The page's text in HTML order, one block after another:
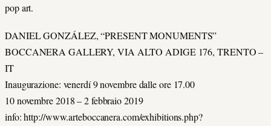
pop art.
DANIEL GONZÁLEZ, “PRESENT MONUMENTS”
BOCCANERA GALLERY, VIA ALTO ADIGE 176, TRENTO –
IT
Inaugurazione: venerdí 9 novembre dalle ore 17.00
10 novembre 2018 – 2 febbraio 2019
info: http://www.arteboccanera.com/exhibitions.php?